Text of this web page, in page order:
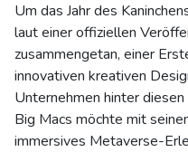
Um das Jahr des
laut einer offiziellen
zusammengetan, einer
innovativen kreativen
Unternehmen hinter
Big Macs möchte mit
immersives Metaverse-